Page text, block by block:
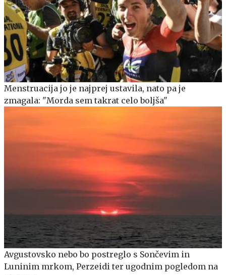
Menstruacija jo je najprej ustavila, nato pa je
zmagala: "Morda sem takrat celo boljša"
Avgustovsko nebo bo postreglo s Sončevim in
Luninim mrkom, Perzeidi ter ugodnim pogledom na